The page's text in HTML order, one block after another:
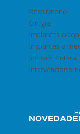
Respiratorio
Cirugia
Implantes
Implantes a
Infusión